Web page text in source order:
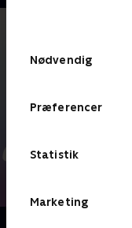
Nødvendig
Præferencer
Statistik
Marketing